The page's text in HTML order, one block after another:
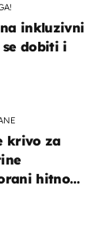
inkluzivni
se dobiti i
krivo za
hitno